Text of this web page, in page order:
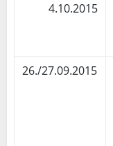
4.10.2015
26./27.09.2015